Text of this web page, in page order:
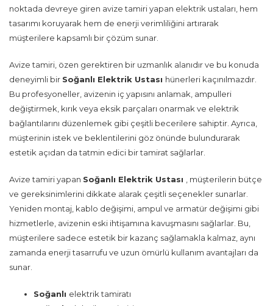
noktada devreye giren avize tamiri yapan elektrik ustaları, hem
tasarımı koruyarak hem de enerji verimliliğini artırarak
müşterilere kapsamlı bir çözüm sunar.
Avize tamiri, özen gerektiren bir uzmanlık alanıdır ve bu konuda
deneyimli bir Soğanlı Elektrik Ustası hünerleri kaçınılmazdır.
Bu profesyoneller, avizenin iç yapısını anlamak, ampulleri
değiştirmek, kırık veya eksik parçaları onarmak ve elektrik
bağlantılarını düzenlemek gibi çeşitli becerilere sahiptir. Ayrıca,
müşterinin istek ve beklentilerini göz önünde bulundurarak
estetik açıdan da tatmin edici bir tamirat sağlarlar.
Avize tamiri yapan Soğanlı Elektrik Ustası
, müşterilerin bütçe
ve gereksinimlerini dikkate alarak çeşitli seçenekler sunarlar.
Yeniden montaj, kablo değişimi, ampul ve armatür değişimi gibi
hizmetlerle, avizenin eski ihtişamına kavuşmasını sağlarlar. Bu,
müşterilere sadece estetik bir kazanç sağlamakla kalmaz, aynı
zamanda enerji tasarrufu ve uzun ömürlü kullanım avantajları da
sunar.
Soğanlı elektrik tamiratı